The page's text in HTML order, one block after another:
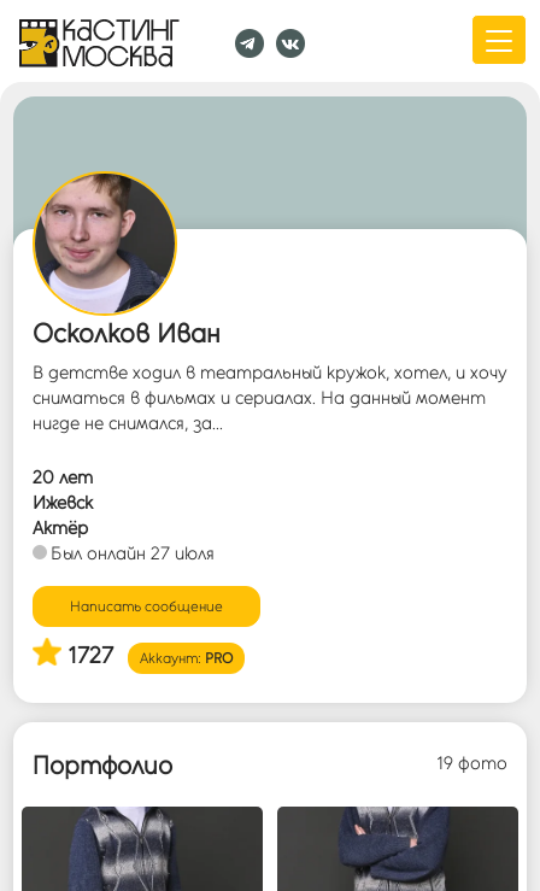
Осколков Иван
В детстве ходил в театральный кружок, хотел, и хочу
сниматься в фильмах и сериалах. На данный момент
нигде не снимался, за...
20 лет
Ижевск
Актёр
Был онлайн 27 июля
Написать сообщение
1727 Аккаунт: PRO
Портфолио 19 фото